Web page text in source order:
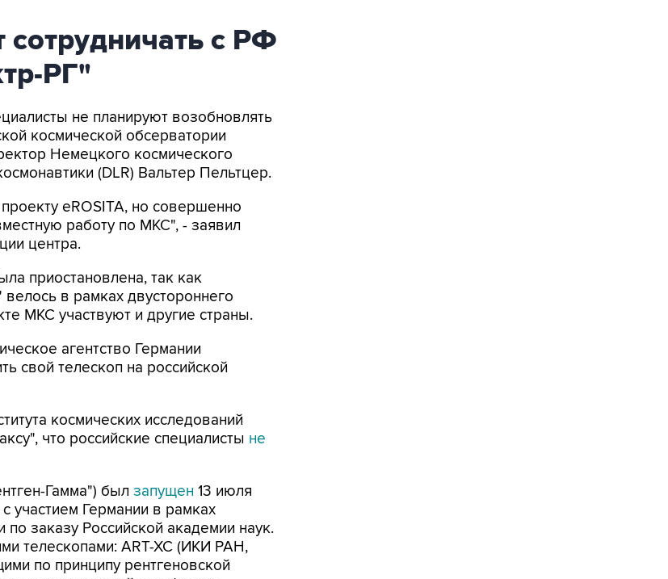
сотрудничать с РФ
РГ"
не планируют возобновлять
космической обсерватории
Немецкого космического
(DLR) Вальтер Пельтцер.
eROSITA, но совершенно
работу по МКС", - заявил
центра.
приостановлена, так как
в рамках двустороннего
МКС участвуют и другие страны.
агентство Германии
свой телескоп на российской
космических исследований
что российские специалисты не
Гамма") был запущен 13 июля
участием Германии в рамках
заказу Российской академии наук.
телескопами: ART-XC (ИКИ РАН,
по принципу рентгеновской